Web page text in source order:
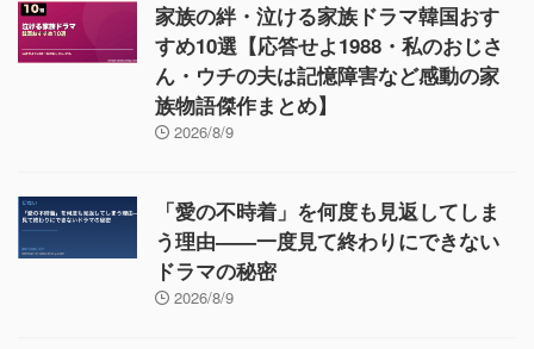
家族の絆・泣ける家族ドラマ韓国おす
すめ10選【応答せよ1988・私のおじさ
ん・ウチの夫は記憶障害など感動の家
族物語傑作まとめ】
2026/8/9
「愛の不時着」を何度も見返してしま
う理由——一度見て終わりにできない
ドラマの秘密
2026/8/9